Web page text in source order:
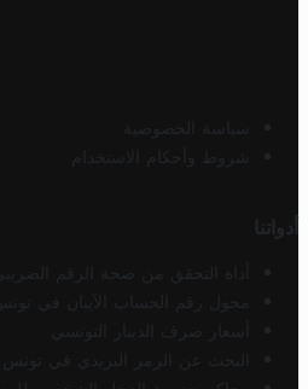
سياسة الخصوصية
شروط وأحكام الاستخدام
أدواتنا
أداة التحقق من صحة الرقم
محول رقم الحساب الآيبان في تونس
أسعار صرف الدينار التونسي
البحث عن الرمز البريدي في تونس